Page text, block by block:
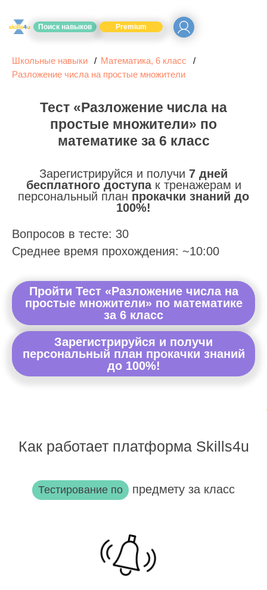
Поиск навыков Premium
Школьные навыки
Математика, 6 класс
Разложение числа на простые множители
Тест «Разложение числа на
простые множители» по
математике за 6 класс
Зарегистрируйся и получи 7 дней
бесплатного доступак тренажерам и
персональный план прокачки знаний до
100%!
Вопросов в тесте: 30
Среднее время прохождения: ~10:00
Пройти Тест «Разложение числа на
простые множители» по математике
за 6 класс
Зарегистрируйся и получи
персональный план прокачки знаний
до 100%!
Как работает платформа Skills4u
Тестирование по предмету за класс